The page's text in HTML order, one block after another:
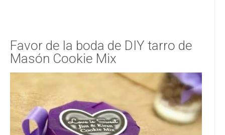
Favor de la boda de DIY tarro de
Masón Cookie Mix